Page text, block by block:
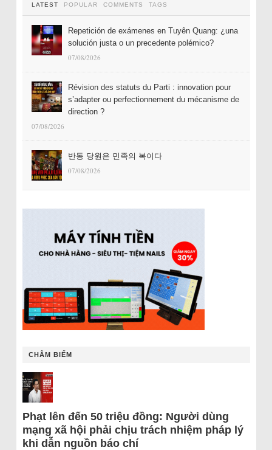
LATEST POPULAR COMMENTS TAGS
Repetición de exámenes en Tuyên Quang: ¿una
solución justa o un precedente polémico?
07/08/2026
Révision des statuts du Parti : innovation pour
s’adapter ou perfectionnement du mécanisme de
direction ?
07/08/2026
반동 당원은 민족의 복이다
07/08/2026
CHÂM BIẾM
Phạt lên đến 50 triệu đồng: Người dùng
mạng xã hội phải chịu trách nhiệm pháp lý
khi dẫn nguồn báo chí